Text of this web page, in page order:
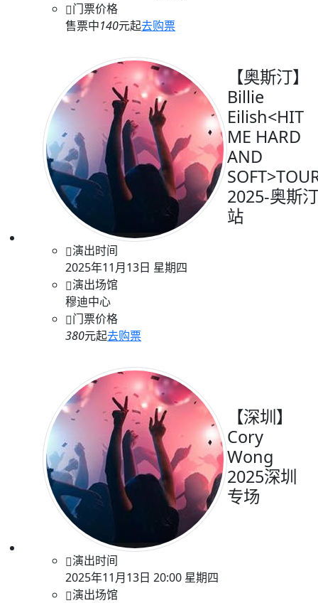
门票价格
售票中140元起去购票
【奥斯汀】
Billie
Eilish<HIT
ME HARD
AND
2025-奥斯汀
站
演出时间
2025年11月13日 星期四
演出场馆
穆迪中心
门票价格
380元起去购票
【深圳】
Cory
Wong
2025深圳
专场
演出时间
2025年11月13日 20:00 星期四
演出场馆